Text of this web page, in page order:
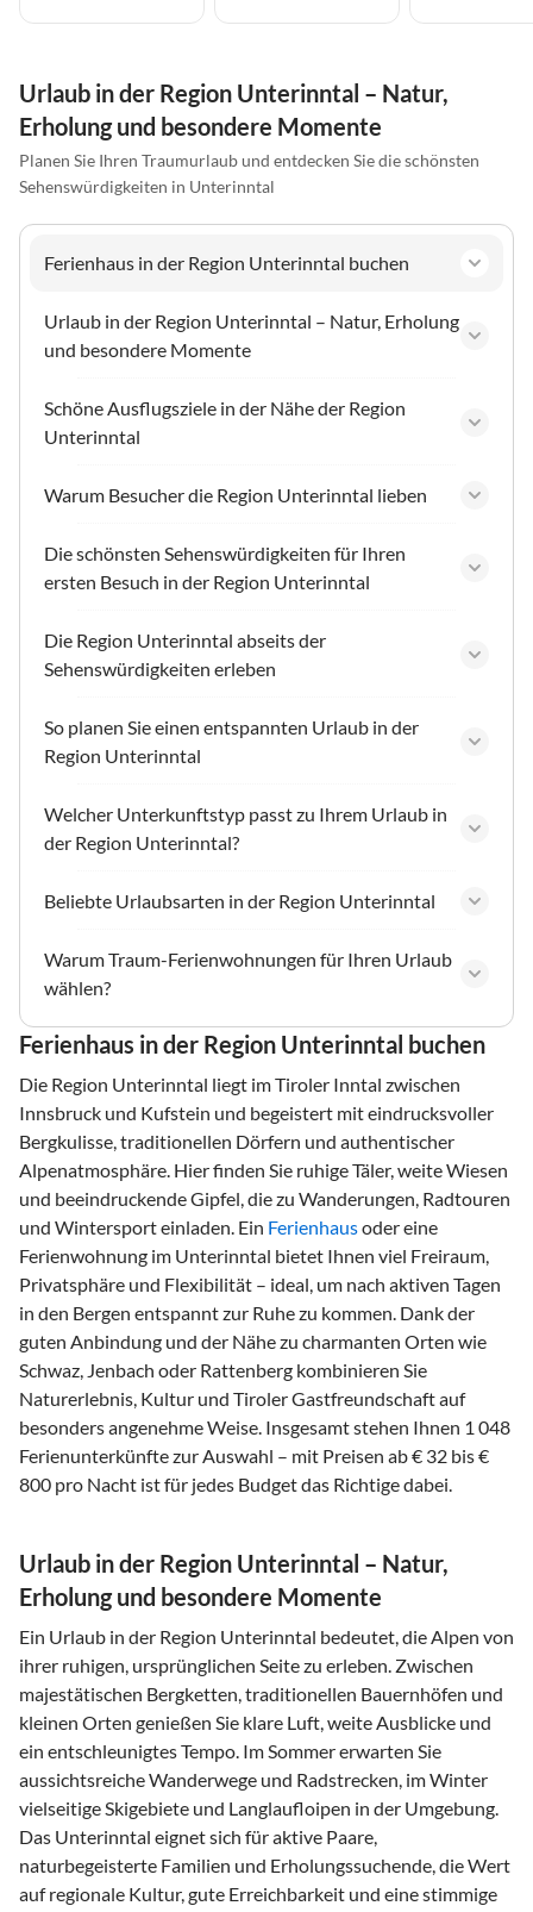
Urlaub in der Region Unterinntal – Natur,
Erholung und besondere Momente
Planen Sie Ihren Traumurlaub und entdecken Sie die schönsten
Sehenswürdigkeiten in Unterinntal
Ferienhaus in der Region Unterinntal buchen
Urlaub in der Region Unterinntal – Natur, Erholung
und besondere Momente
Schöne Ausflugsziele in der Nähe der Region
Unterinntal
Warum Besucher die Region Unterinntal lieben
Die schönsten Sehenswürdigkeiten für Ihren
ersten Besuch in der Region Unterinntal
Die Region Unterinntal abseits der
Sehenswürdigkeiten erleben
So planen Sie einen entspannten Urlaub in der
Region Unterinntal
Welcher Unterkunftstyp passt zu Ihrem Urlaub in
der Region Unterinntal?
Beliebte Urlaubsarten in der Region Unterinntal
Warum Traum-Ferienwohnungen für Ihren Urlaub
wählen?
Ferienhaus in der Region Unterinntal buchen
Die Region Unterinntal liegt im Tiroler Inntal zwischen
Innsbruck und Kufstein und begeistert mit eindrucksvoller
Bergkulisse, traditionellen Dörfern und authentischer
Alpenatmosphäre. Hier finden Sie ruhige Täler, weite Wiesen
und beeindruckende Gipfel, die zu Wanderungen, Radtouren
und Wintersport einladen. Ein Ferienhausoder eine
Ferienwohnung im Unterinntal bietet Ihnen viel Freiraum,
Privatsphäre und Flexibilität – ideal, um nach aktiven Tagen
in den Bergen entspannt zur Ruhe zu kommen. Dank der
guten Anbindung und der Nähe zu charmanten Orten wie
Schwaz, Jenbach oder Rattenberg kombinieren Sie
Naturerlebnis, Kultur und Tiroler Gastfreundschaft auf
besonders angenehme Weise. Insgesamt stehen Ihnen 1 048
Ferienunterkünfte zur Auswahl – mit Preisen ab € 32 bis €
800 pro Nacht ist für jedes Budget das Richtige dabei.
Urlaub in der Region Unterinntal – Natur,
Erholung und besondere Momente
Ein Urlaub in der Region Unterinntal bedeutet, die Alpen von
ihrer ruhigen, ursprünglichen Seite zu erleben. Zwischen
majestätischen Bergketten, traditionellen Bauernhöfen und
kleinen Orten genießen Sie klare Luft, weite Ausblicke und
ein entschleunigtes Tempo. Im Sommer erwarten Sie
aussichtsreiche Wanderwege und Radstrecken, im Winter
vielseitige Skigebiete und Langlaufloipen in der Umgebung.
Das Unterinntal eignet sich für aktive Paare,
naturbegeisterte Familien und Erholungssuchende, die Wert
auf regionale Kultur, gute Erreichbarkeit und eine stimmige